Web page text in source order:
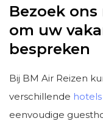
Bezoek
om uw
bespreken
Bij BM Air Reizen
verschillende
eenvoudige